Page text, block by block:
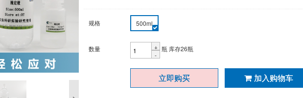
规格 500ml
数量
+
-
瓶 库存26瓶
立即购买 加入购物车